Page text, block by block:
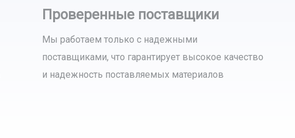
Проверенные поставщики
Мы работаем только с надежными
поставщиками, что гарантирует высокое качество
и надежность поставляемых материалов